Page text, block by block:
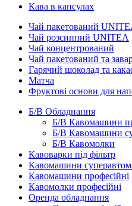
Кава в капсулах
Чай пакетований
Чай розсипний UNITEA
Чай концентрований
Чай пакетований та
Гарячий шоколад та
Матча
Фруктові основи для
Б/В Обладнання
Б/В Кавомашини
Б/В Кавомашини
Б/В Кавомолки
Кавоварки під фільтр
Кавомашини
Кавомашини професійні
Кавомолки професійні
Оренда обладнання